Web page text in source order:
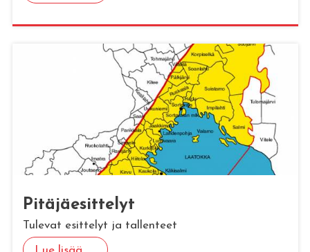
Pi­tä­jäe­sit­te­lyt
Tulevat esittelyt ja tallenteet